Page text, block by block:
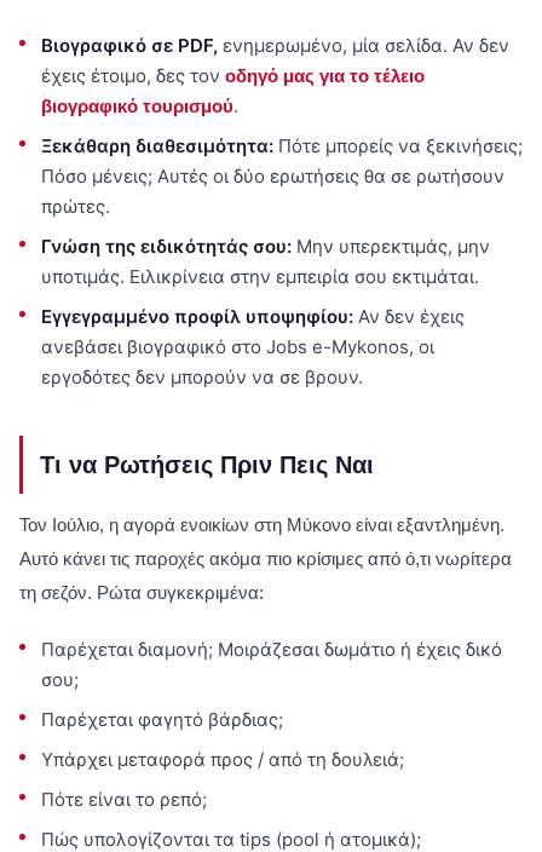
Βιογραφικό σε PDF, ενημερωμένο, μία σελίδα. Αν δεν
έχεις έτοιμο, δες τον οδηγό μας για το τέλειο
βιογραφικό τουρισμού.
Ξεκάθαρη διαθεσιμότητα: Πότε μπορείς να ξεκινήσεις;
Πόσο μένεις; Αυτές οι δύο ερωτήσεις θα σε ρωτήσουν
πρώτες.
Γνώση της ειδικότητάς σου: Μην υπερεκτιμάς, μην
υποτιμάς. Ειλικρίνεια στην εμπειρία σου εκτιμάται.
Εγγεγραμμένο προφίλ υποψηφίου: Αν δεν έχεις
ανεβάσει βιογραφικό στο Jobs e-Mykonos, οι
εργοδότες δεν μπορούν να σε βρουν.
Τι να Ρωτήσεις Πριν Πεις Ναι
Τον Ιούλιο, η αγορά ενοικίων στη Μύκονο είναι εξαντλημένη.
Αυτό κάνει τις παροχές ακόμα πιο κρίσιμες από ό,τι νωρίτερα
τη σεζόν. Ρώτα συγκεκριμένα:
Παρέχεται διαμονή; Μοιράζεσαι δωμάτιο ή έχεις δικό
σου;
Παρέχεται φαγητό βάρδιας;
Υπάρχει μεταφορά προς / από τη δουλειά;
Πότε είναι το ρεπό;
Πώς υπολογίζονται τα tips (pool ή ατομικά);